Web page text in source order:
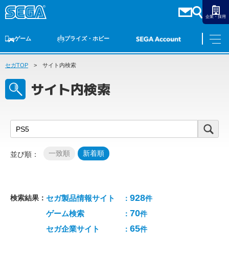
企業・採用
ゲーム
ゲームTOP 家庭用ゲーム
プライズ・ホビー
プライズ トイ S-FIRE
ゲームTOP
PCゲーム
プライズ・ホビー
S-FIRE
アニメ
ダーツ
セガTOP サイト内検索
サイト内検索
検索結果： セガ製品情報サイト ： 928件
ゲーム検索 ： 70件
セガ企業サイト ： 65件